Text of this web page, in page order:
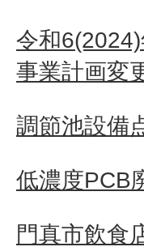
令和
事業計画変
調節池設備
低濃度PCB
門真市飲食